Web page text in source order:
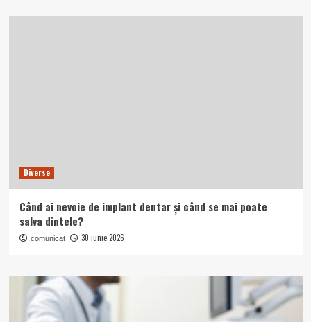
Diverse
Când ai nevoie de implant dentar și când se mai poate
salva dintele?
comunicat 30 iunie 2026